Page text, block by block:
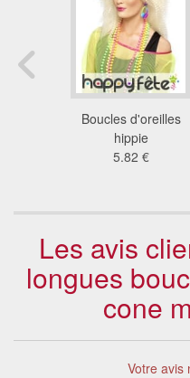
Boucles d'oreilles
hippie
5.82 €
Les avis
longues
cone
Votre avis